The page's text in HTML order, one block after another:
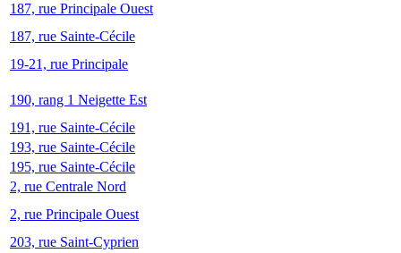
187, rue Principale Ouest
187, rue Sainte-Cécile
19-21, rue Principale
190, rang 1 Neigette Est
191, rue Sainte-Cécile
193, rue Sainte-Cécile
195, rue Sainte-Cécile
2, rue Centrale Nord
2, rue Principale Ouest
203, rue Saint-Cyprien